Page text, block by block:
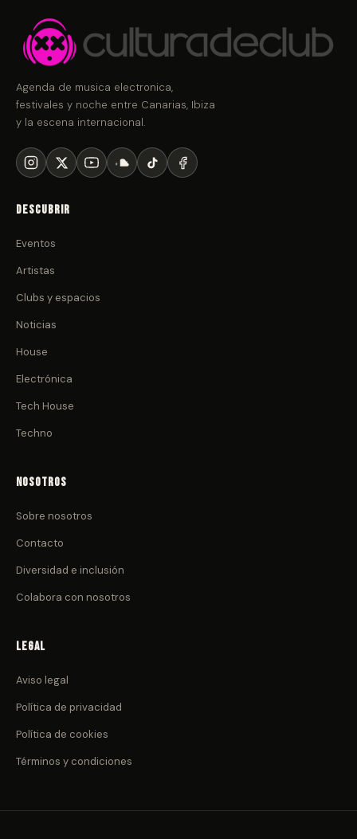
Agenda de musica electronica,
festivales y noche entre Canarias, Ibiza
y la escena internacional.
Descubrir
Eventos
Artistas
Clubs y espacios
Noticias
House
Electrónica
Tech House
Techno
Nosotros
Sobre nosotros
Contacto
Diversidad e inclusión
Colabora con nosotros
Legal
Aviso legal
Política de privacidad
Política de cookies
Términos y condiciones